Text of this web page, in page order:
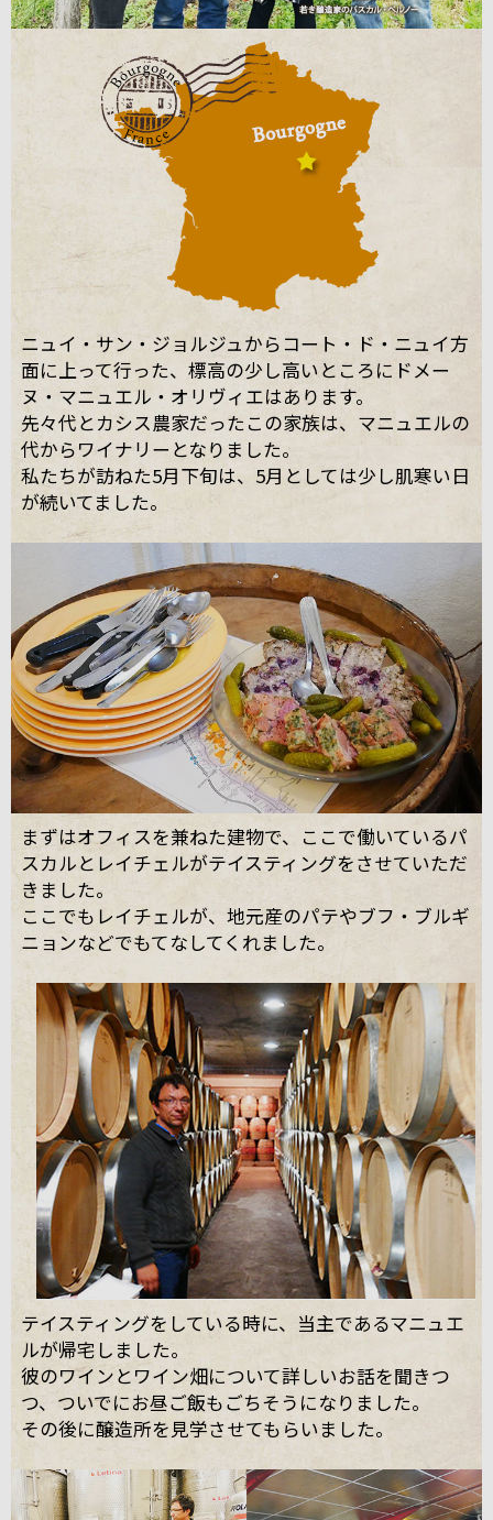
ニュイ・サン・ジョルジュからコート・ド・ニュイ方
面に上って行った、標高の少し高いところにドメー
ヌ・マニュエル・オリヴィエはあります。
先々代とカシス農家だったこの家族は、マニュエルの
代からワイナリーとなりました。
私たちが訪ねた5月下旬は、5月としては少し肌寒い日
が続いてました。
まずはオフィスを兼ねた建物で、ここで働いているパ
スカルとレイチェルがテイスティングをさせていただ
きました。
ここでもレイチェルが、地元産のパテやブフ・ブルギ
ニョンなどでもてなしてくれました。
テイスティングをしている時に、当主であるマニュエ
ルが帰宅しました。
彼のワインとワイン畑について詳しいお話を聞きつ
つ、ついでにお昼ご飯もごちそうになりました。
その後に醸造所を見学させてもらいました。